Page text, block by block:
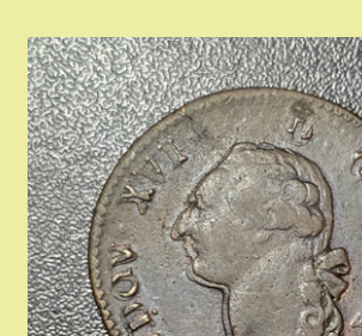
Boutique or et argent
Confidentialité
Heures d’ouverture
Nous achetons
Nous contacter